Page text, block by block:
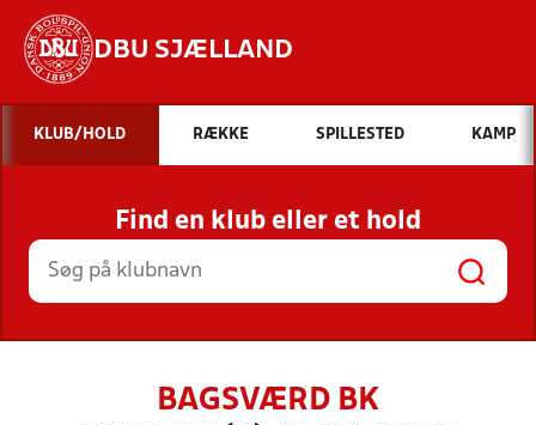
DBU SJÆLLAND
Hvad vil du søge efter?
INDHOLD OG NYHEDER
STILLINGER, RESULTATER, KLUBBER OG
HOLD
KLUB/HOLD RÆKKE SPILLESTED KAMP
Find en klub eller et hold
BAGSVÆRD BK